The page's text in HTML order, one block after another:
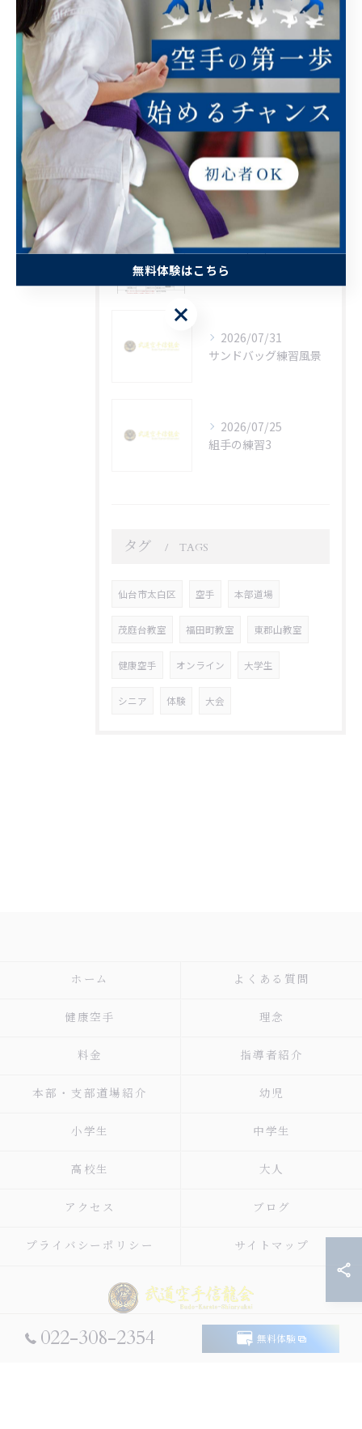
小学生
中学生
高校生
大人
最近の投稿 RECENT POSTS
2026/08/01
信龍会通信8月号表
2026/07/31
サンドバッグ練習風景
2026/07/25
組手の練習3
タグ TAGS
仙台市太白区 空手 本部道場
茂庭台教室 福田町教室 東郡山教室
健康空手 オンライン 大学生
シニア 体験 大会
022-308-2354 無料体験
ホーム よくある質問
健康空手 理念
料金 指導者紹介
本部・支部道場紹介 幼児
小学生 中学生
高校生 大人
アクセス ブログ
プライバシーポリシー サイトマップ
© 2026 宮城県仙台市太白区の空手なら武道空手信龍会 ALL RIGHTS RESERVED.
無料体験はこちら
無料体験はこちら